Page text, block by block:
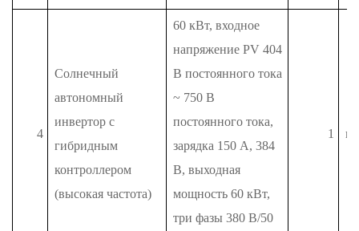
4
Солнечный
автономный
инвертор с
гибридным
контроллером
(высокая частота)
60 кВт, входное
напряжение PV 404
В постоянного тока
~ 750 В
постоянного тока,
зарядка 150 А, 384
В, выходная
мощность 60 кВт,
три фазы 380 В/50
1 п